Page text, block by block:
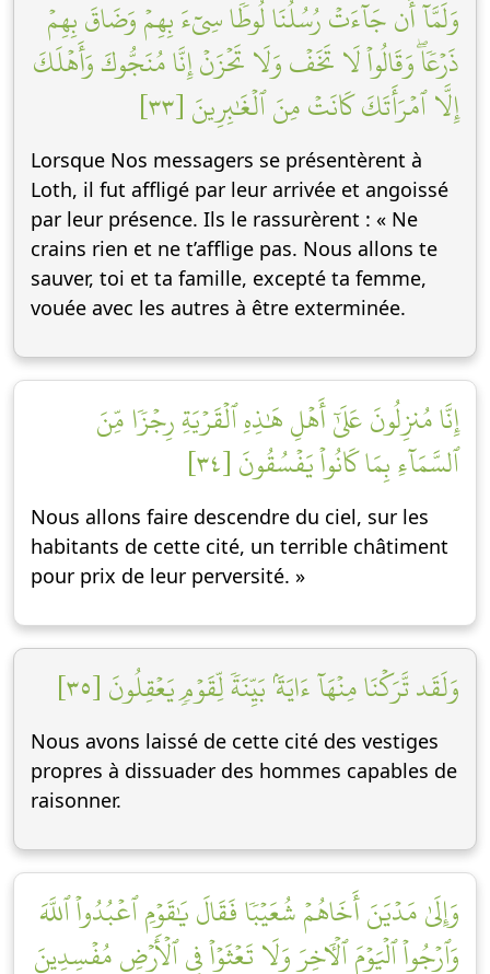
وَلَمَّآ أَن جَآءَتۡ رُسُلُنَا لُوطٗا سِيٓءَ بِهِمۡ وَضَاقَ بِهِمۡ
ذَرۡعٗاۖ وَقَالُواْ لَا تَخَفۡ وَلَا تَحۡزَنۡ إِنَّا مُنَجُّوكَ وَأَهۡلَكَ
إِلَّا ٱمۡرَأَتَكَ كَانَتۡ مِنَ ٱلۡغَٰبِرِينَ [٣٣]
Lorsque Nos messagers se présentèrent à
Loth, il fut affligé par leur arrivée et angoissé
par leur présence. Ils le rassurèrent : « Ne
crains rien et ne t’afflige pas. Nous allons te
sauver, toi et ta famille, excepté ta femme,
vouée avec les autres à être exterminée.
إِنَّا مُنزِلُونَ عَلَىٰٓ أَهۡلِ هَٰذِهِ ٱلۡقَرۡيَةِ رِجۡزٗا مِّنَ
ٱلسَّمَآءِ بِمَا كَانُواْ يَفۡسُقُونَ [٣٤]
Nous allons faire descendre du ciel, sur les
habitants de cette cité, un terrible châtiment
pour prix de leur perversité. »
وَلَقَد تَّرَكۡنَا مِنۡهَآ ءَايَةَۢ بَيِّنَةٗ لِّقَوۡمٖ يَعۡقِلُونَ [٣٥]
Nous avons laissé de cette cité des vestiges
propres à dissuader des hommes capables de
raisonner.
وَإِلَىٰ مَدۡيَنَ أَخَاهُمۡ شُعَيۡبٗا فَقَالَ يَٰقَوۡمِ ٱعۡبُدُواْ ٱللَّهَ
وَٱرۡجُواْ ٱلۡيَوۡمَ ٱلۡأٓخِرَ وَلَا تَعۡثَوۡاْ فِي ٱلۡأَرۡضِ مُفۡسِدِينَ